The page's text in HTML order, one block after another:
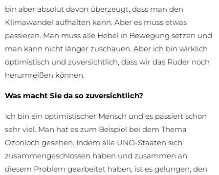
bin aber absolut davon überzeugt, dass man den
Klimawandel aufhalten kann. Aber es muss etwas
passieren. Man muss alle Hebel in Bewegung setzen und
man kann nicht länger zuschauen. Aber ich bin wirklich
optimistisch und zuversichtlich, dass wir das Ruder noch
herumreißen können.
Was macht Sie da so zuversichtlich?
Ich bin ein optimistischer Mensch und es passiert schon
sehr viel. Man hat es zum Beispiel bei dem Thema
Ozonloch gesehen. Indem alle UNO-Staaten sich
zusammengeschlossen haben und zusammen an
diesem Problem gearbeitet haben, ist es gelungen, den